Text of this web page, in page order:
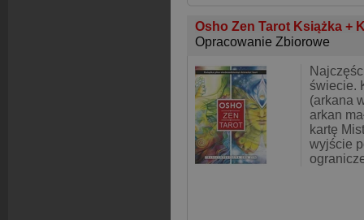
Osho Zen Tarot Książka +
Opracowanie Zbiorowe
świecie.
(arkana
arkan
kartę
wyjście